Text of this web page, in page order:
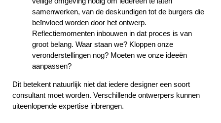
samenwerken, van de deskundigen tot de burgers die
beïnvloed worden door het ontwerp.
Reflectiemomenten inbouwen in dat proces is van
groot belang. Waar staan we? Kloppen onze
veronderstellingen nog? Moeten we onze ideeën
aanpassen?
Dit betekent natuurlijk niet dat iedere designer een soort
consultant moet worden. Verschillende ontwerpers kunnen
uiteenlopende expertise inbrengen.